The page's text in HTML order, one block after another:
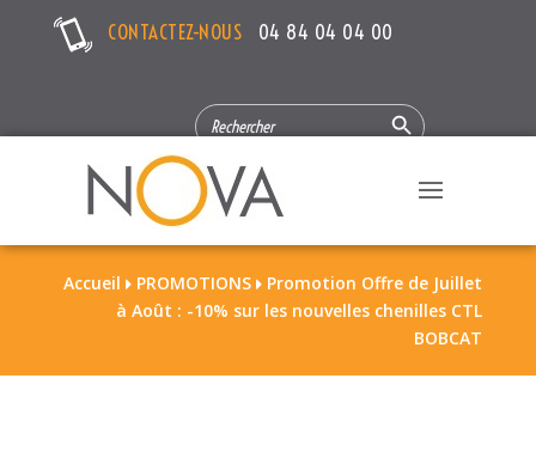
CONTACTEZ-NOUS 04 84 04 04 00
SEARCH
FOR:
Search Button
Accueil  PROMOTIONS  Promotion Offre de Juillet
à Août : -10% sur les nouvelles chenilles CTL
BOBCAT